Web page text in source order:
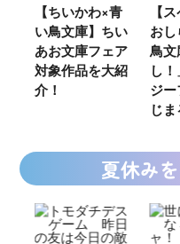
【ちいかわ×青
い鳥文庫】ちい
あお文庫フェア
対象作品を大紹
介！
【
お
鳥
し
ジ
じま
夏休み